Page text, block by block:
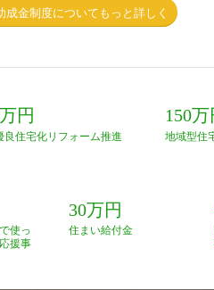
成金制度についてもっと詳しく
円
良住宅化リフォーム推進
150万
地域型住
使っ
援事
30万円
住まい給付金